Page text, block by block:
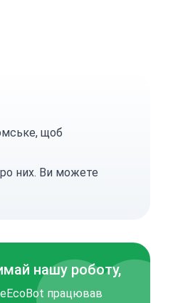
щоб
них. Ви можете
нашу роботу,
працював